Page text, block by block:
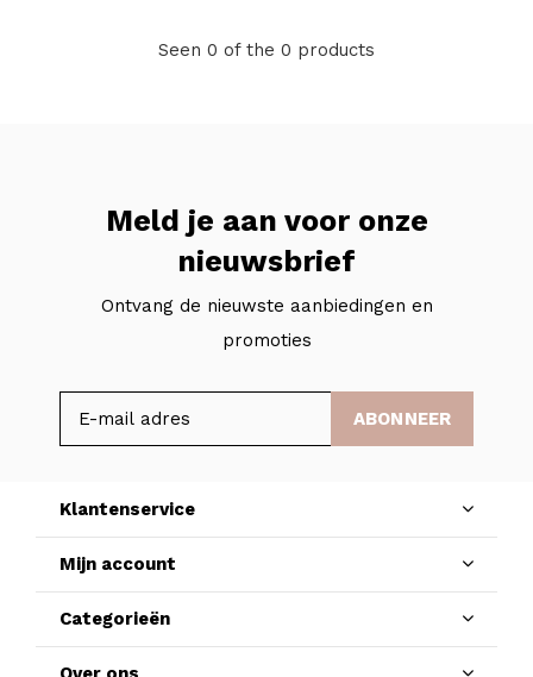
Seen 0 of the 0 products
Meld je aan voor onze
nieuwsbrief
Ontvang de nieuwste aanbiedingen en
promoties
ABONNEER
Klantenservice
Mijn account
Categorieën